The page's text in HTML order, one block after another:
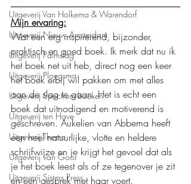
Uitgeverij Van Holkema & Warendorf
Uitgeverij Nieuw Amsterdam
Uitgeverij Palmslag
Uitgeverij Ploegsma
Uitgeverij Spectrum boeken
Uitgeverij ten Have
Uitgeverij Thema
Uitgeverij van Goor
Uitgeverij Sisters Press
Mijn ervaring:
Wat een erg inspirerend, bijzonder,
praktisch en goed boek. Ik merk dat nu ik
het boek net uit heb, direct nog een keer
het boek erbij wil pakken om met alles
aan de slag te gaan. Het is echt een
boek dat uitnodigend en motiverend is
geschreven. Aukelien van Abbema heeft
een heel natuurlijke, vlotte en heldere
schrijfwijze en je krijgt het gevoel dat als
je het boek leest als of ze tegenover je zit
en een gesprek met haar voert.